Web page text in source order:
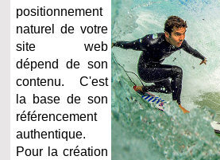
positionnement
naturel de votre
site web
dépend de son
contenu. C'est
la base de son
référencement
authentique.
Pour la création